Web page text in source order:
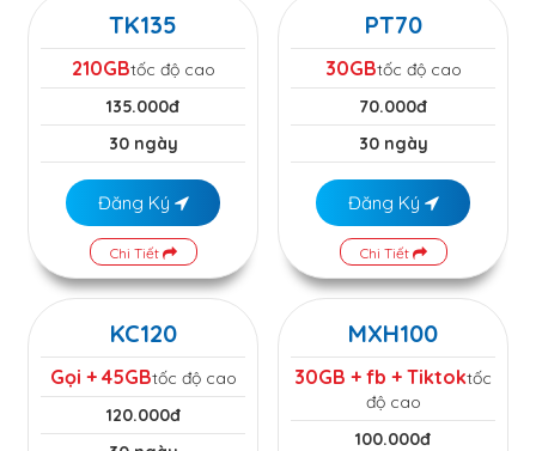
TK135
210GBtốc độ cao
135.000đ
30 ngày
Đăng Ký
Chi Tiết
PT70
30GBtốc độ cao
70.000đ
30 ngày
Đăng Ký
Chi Tiết
KC120
Gọi + 45GBtốc độ cao
120.000đ
MXH100
30GB + fb + Tiktoktốc
độ cao
100.000đ